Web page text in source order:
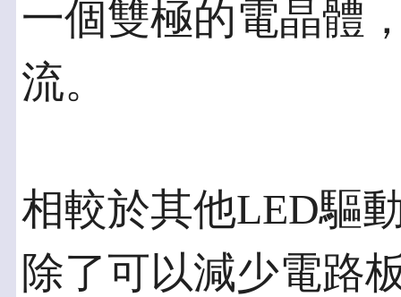
一個雙極的電晶體
流。
相較於其他LED驅
除了可以減少電路